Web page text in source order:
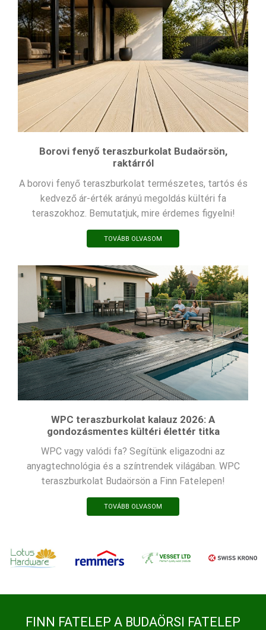
Borovi fenyő teraszburkolat Budaörsön,
raktárról
A borovi fenyő teraszburkolat természetes, tartós és
kedvező ár-érték arányú megoldás kültéri fa
teraszokhoz. Bemutatjuk, mire érdemes figyelni!
TOVÁBB OLVASOM
WPC teraszburkolat kalauz 2026: A
gondozásmentes kültéri élettér titka
WPC vagy valódi fa? Segítünk eligazodni az
anyagtechnológia és a színtrendek világában. WPC
teraszburkolat Budaörsön a Finn Fatelepen!
TOVÁBB OLVASOM
FINN FATELEP A BUDAÖRSI FATELEP